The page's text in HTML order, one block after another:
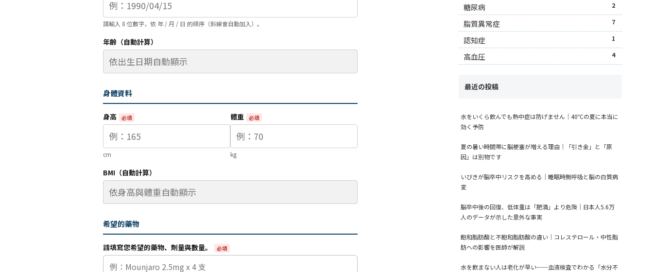
請輸入 8 位數字，依 年 / 月 / 日 的順序（斜線會自動加入）。
年齡（自動計算）
身體資料
身高 必填
cm
體重 必填
kg
BMI（自動計算）
希望的藥物
請填寫您希望的藥物、劑量與數量。 必填
糖尿病 2
脂質異常症 7
認知症 1
高血圧 4
最近の投稿
水をいくら飲んでも熱中症は防げません｜40℃の夏に本当に
効く予防
夏の暑い時間帯に脳梗塞が増える理由｜「引き金」と「原
因」は別物です
いびきが脳卒中リスクを高める｜睡眠時無呼吸と脳の白質病
変
脳卒中後の回復、低体重は「肥満」より危険｜日本人5.6万
人のデータが示した意外な事実
飽和脂肪酸と不飽和脂肪酸の違い｜コレステロール・中性脂
肪への影響を医師が解説
水を飲まない人は老化が早い──血液検査でわかる「水分不